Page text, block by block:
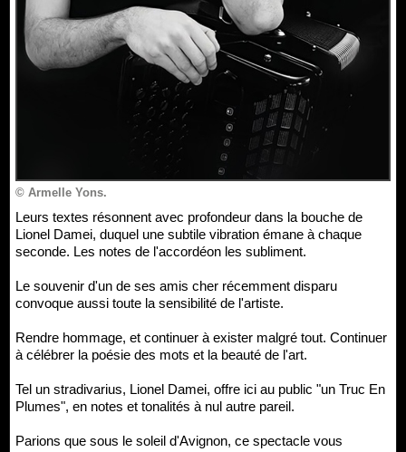
© Armelle Yons.
Leurs textes résonnent avec profondeur dans la bouche de
Lionel Damei, duquel une subtile vibration émane à chaque
seconde. Les notes de l'accordéon les subliment.
Le souvenir d'un de ses amis cher récemment disparu
convoque aussi toute la sensibilité de l'artiste.
Rendre hommage, et continuer à exister malgré tout. Continuer
à célébrer la poésie des mots et la beauté de l'art.
Tel un stradivarius, Lionel Damei, offre ici au public "un Truc En
Plumes", en notes et tonalités à nul autre pareil.
Parions que sous le soleil d'Avignon, ce spectacle vous